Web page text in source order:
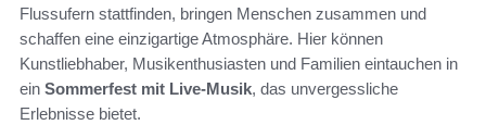
Flussufern stattfinden, bringen Menschen zusammen und
schaffen eine einzigartige Atmosphäre. Hier können
Kunstliebhaber, Musikenthusiasten und Familien eintauchen in
ein Sommerfest mit Live-Musik, das unvergessliche
Erlebnisse bietet.